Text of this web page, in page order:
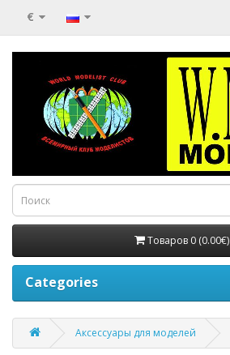
€
Товаров 0 (0.00€)
Categories
Аксеcсуары для моделей